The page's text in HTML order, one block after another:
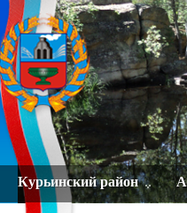
Курьинский район